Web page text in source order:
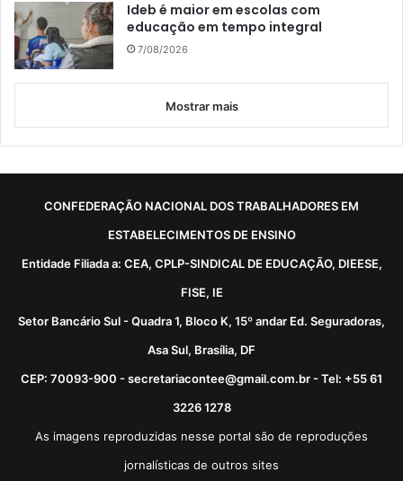
Ideb é maior em escolas com
educação em tempo integral
7/08/2026
Mostrar mais
CONFEDERAÇÃO NACIONAL DOS TRABALHADORES EM
ESTABELECIMENTOS DE ENSINO
Entidade Filiada a: CEA, CPLP-SINDICAL DE EDUCAÇÃO, DIEESE,
FISE, IE
Setor Bancário Sul - Quadra 1, Bloco K, 15º andar Ed. Seguradoras,
Asa Sul, Brasília, DF
CEP: 70093-900 - secretariacontee@gmail.com.br - Tel: +55 61
3226 1278
As imagens reproduzidas nesse portal são de reproduções
jornalísticas de outros sites